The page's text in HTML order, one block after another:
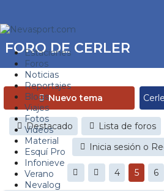
Estaciones
Foros
Noticias
Reportajes
Blogs
Viajes
Fotos
Videos
Material
Esquí Pro
Infonieve
Verano
Nevalog
FORO DE CERLER
Nuevo tema
Destacado Lista de foros
Inicia sesión o
4 5 6